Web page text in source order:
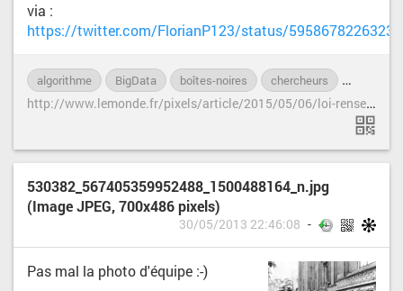
via :
https://twitter.com/FlorianP123/status/
algorithme BigData boîtes-noires chercheurs
h
ttp://www.lemonde.fr/pixels/article/2015/05/06/loi-renseignement-des-dizaines-de-milliers-de-personnes-vont-etre-suspectees-a-tort_4628392_4408996.html
530382_567405359952488_1500488164_n.jpg
(Image JPEG, 700x486 pixels)
30/05/2013 22:46:08
Pas mal la photo d'équipe :-)